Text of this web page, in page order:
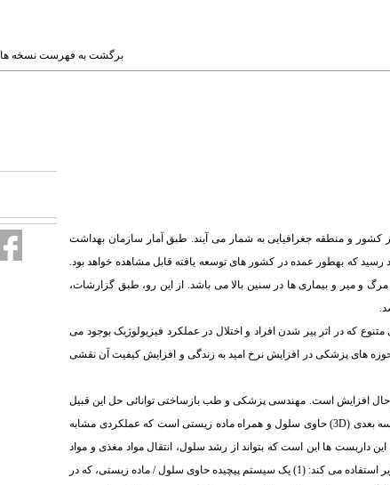
برگشت به فهرست نسخه ها
و منطقه جغرافیایی به شمار می آیند. طبق آمار سازمان بهداشت
2010 معادل 526 میلیون نفر بوده است که این تعداد در سال 2050 به 1.5 میلیارد نفر خواهد رسید که به­طور عمده در کشور های توسعه یافته قابل مشاهده خواهد بود.
و میر و بیماری ها در سنین بالا می باشد. از این رو، طبق گزارشات،
که در اثر پیر شدن افراد و اختلال در عملکرد فیزیولوژیک بوجود می
حوزه های پزشکی در افزایش نرخ امید به زندگی و افزایش کیفیت آن نقشی
حال افزایش است. مهندسی پزشکی و طب بازساختی توانائی حل این قبیل
بعدی (3D)حاوی سلول و همراه ماده زیستی است که عملکردی مشابه
داربست ها این است که بتواند از رشد سلول، انتقال مواد مغذی و مواد
زائد و تبادل گازهایی از قبیل اکسیژن و دی اکسید کربن را پشتیبانی کند. مهندسی بافت و طب بازساختی معمولاً از سه استراتژی زیر استفاده می کند: (1) یک سیستم پیچیده حاوی سلول / ماده زیستی، که در